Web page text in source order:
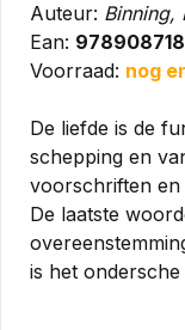
Auteur: Binning,
Ean:
Voorraad: nog
De liefde is de
schepping en
voorschriften en
De laatste
is het ondersche